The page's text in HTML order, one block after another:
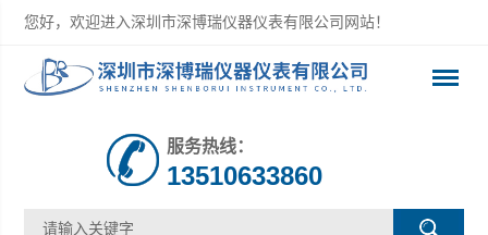
您好，欢迎进入深圳市深博瑞仪器仪表有限公司网站！
服务热线：
13510633860